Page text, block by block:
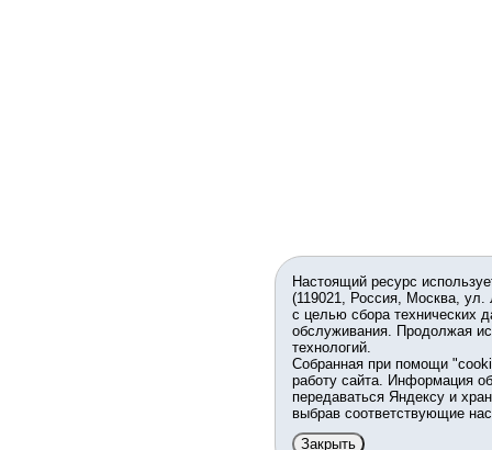
Настоящий ресурс
(119021, Россия, Москва,
с целью сбора технических
обслуживания. Продолжая
технологий.
Собранная при помощи
работу сайта. Информация
передаваться Яндексу и
выбрав соответствующие
Закрыть